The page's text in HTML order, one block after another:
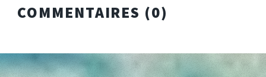
COMMENTAIRES (0)